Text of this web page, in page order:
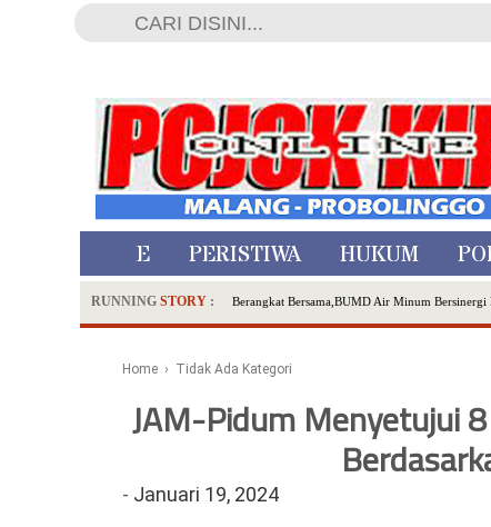
HOME PERISTIWA HUKUM
RUNNING STORY : Berangkat Bersama,BUMD Air Minum
Dua Pelaku Pembunuhan Manusia Silver di
Hadirkan Tujuh Sapta Pesona Wisata di
Polsek Wonoasih Perkuat Ketahanan Pangan
RILIS RAPAT PLENO TERBUKA
Tugu Tirta Usung 'Smart Water City' di
Home › Tidak Ada Kategori
JAM-Pidum Menyetujui
- Januari 19, 2024